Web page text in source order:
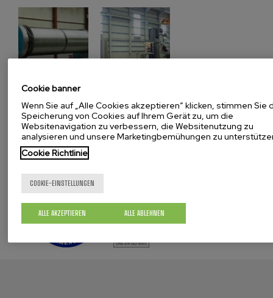
Katalog herunterladen
Cookie banner
Wenn Sie auf „Alle Cookies akzeptieren“ klicken, stimmen Sie
Speicherung von Cookies auf Ihrem Gerät zu, um die
Websitenavigation zu verbessern, die Websitenutzung zu
analysieren und unsere Marketingbemühungen zu
Cookie Richtlinie
COOKIE-EINSTELLUNGEN
ALLE ABLEHNEN
ALLE AKZEPTIEREN